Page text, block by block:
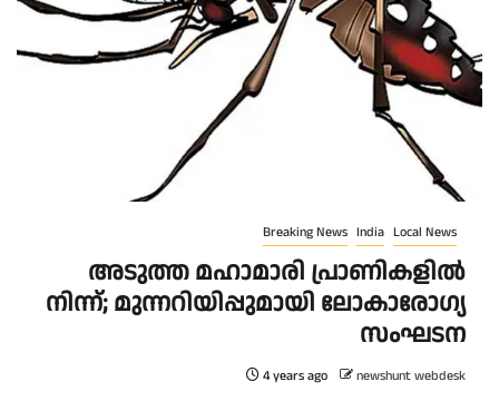
Breaking News India Local News
അടുത്ത മഹാമാരി പ്രാണികളില്‍
നിന്ന്; മുന്നറിയിപ്പുമായി ലോകാരോഗ്യ
സംഘടന
4 years ago newshunt webdesk